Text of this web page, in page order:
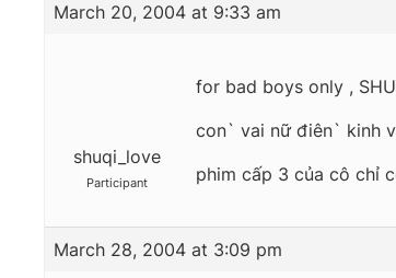
March 20, 2004 at 9:33 am
shuqi_love
Participant
for bad boys only ,
con` vai nữ điên` kinh
phim cấp 3 của cô chỉ
March 28, 2004 at 3:09 pm